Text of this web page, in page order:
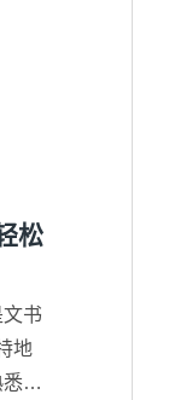
在
再
松
书
地
的